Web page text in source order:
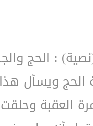
: الحج
ويسأل
العقبة